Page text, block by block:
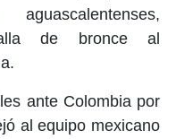
de bronce al
ante Colombia por
al equipo mexicano